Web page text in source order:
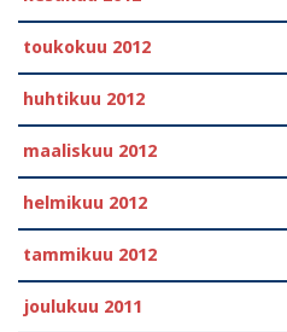
toukokuu 2012
huhtikuu 2012
maaliskuu 2012
helmikuu 2012
tammikuu 2012
joulukuu 2011